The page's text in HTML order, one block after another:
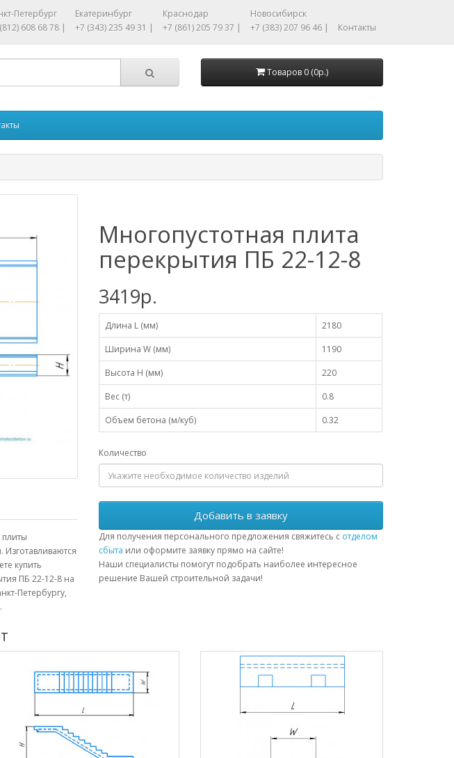
Петербург
608 68 78 |
Екатеринбург
+7 (343) 235 49 31 |
Краснодар
+7 (861) 205 79 37 |
Новосибирск
+7 (383) 207 96 46 |
Контакты
Товаров 0 (0р.)
купить
ПБ 22-12-8 на
Петербургу,
Многопустотная плита
перекрытия ПБ 22-12-8
3419р.
Длина L (мм)
2180
Ширина W (мм)
1190
Высота H (мм)
220
Вес (т)
0.8
Объем бетона (м/куб)
0.32
Количество
Добавить в заявку
Для получения персонального предложения свяжитесь с отделом
сбыта или оформите заявку прямо на сайте!
Наши специалисты помогут подобрать наиболее интересное
решение Вашей строительной задачи!